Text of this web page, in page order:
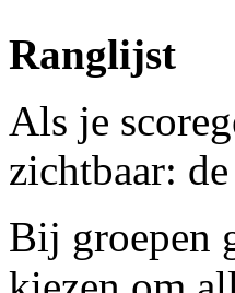
Ranglijst
Als je
zichtbaar:
Bij groepen